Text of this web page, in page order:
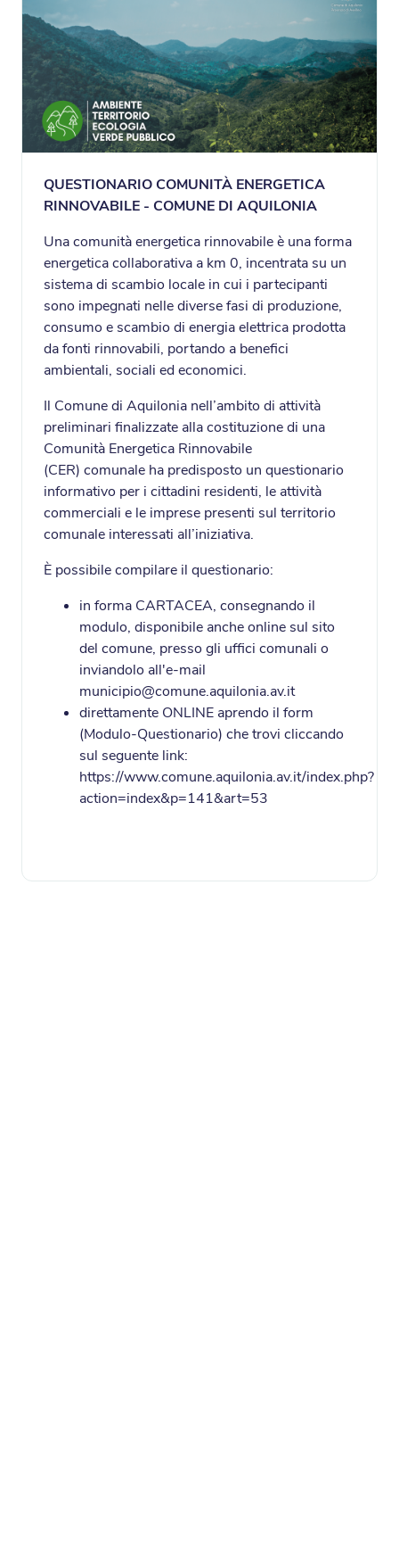
QUESTIONARIO COMUNITÀ ENERGETICA
RINNOVABILE - COMUNE DI AQUILONIA
Una comunità energetica rinnovabile è una forma
energetica collaborativa a km 0, incentrata su un
sistema di scambio locale in cui i partecipanti
sono impegnati nelle diverse fasi di produzione,
consumo e scambio di energia elettrica prodotta
da fonti rinnovabili, portando a benefici
ambientali, sociali ed economici.
Il Comune di Aquilonia nell’ambito di attività
preliminari finalizzate alla costituzione di una
Comunità Energetica Rinnovabile
(CER) comunale ha predisposto un questionario
informativo per i cittadini residenti, le attività
commerciali e le imprese presenti sul territorio
comunale interessati all’iniziativa.
È possibile compilare il questionario:
in forma CARTACEA, consegnando il
modulo, disponibile anche online sul sito
del comune, presso gli uffici comunali o
inviandolo all'e-mail
municipio@comune.aquilonia.av.it
direttamente ONLINE aprendo il form
(Modulo-Questionario) che trovi cliccando
sul seguente link:
https://www.comune.aquilonia.av.it/index.php?
action=index&p=141&art=53